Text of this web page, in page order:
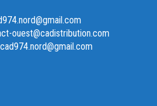
ouest@cadistribution.com